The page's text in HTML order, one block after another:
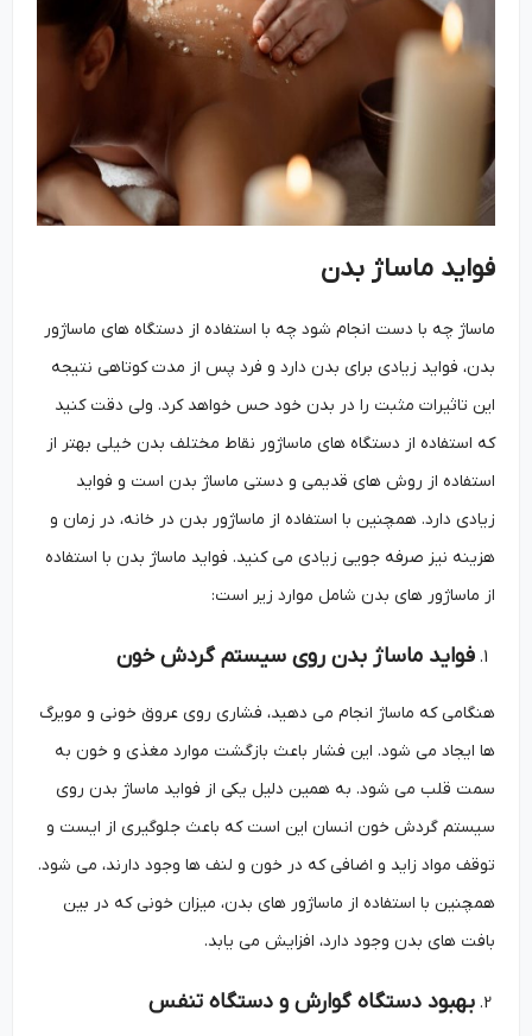
فواید ماساژ بدن
ماساژ چه با دست انجام شود چه با استفاده از دستگاه های ماساژور
بدن، فواید زیادی برای بدن دارد و فرد پس از مدت کوتاهی نتیجه
این تاثیرات مثبت را در بدن خود حس خواهد کرد. ولی دقت کنید
که استفاده از دستگاه های ماساژور نقاط مختلف بدن خیلی بهتر از
استفاده از روش های قدیمی و دستی ماساژ بدن است و فواید
زیادی دارد. همچنین با استفاده از ماساژور بدن در خانه، در زمان و
هزینه نیز صرفه جویی زیادی می کنید. فواید ماساژ بدن با استفاده
از ماساژور های بدن شامل موارد زیر است:
فواید ماساژ بدن روی سیستم گردش خون
هنگامی که ماساژ انجام می دهید، فشاری روی عروق خونی و مویرگ
ها ایجاد می شود. این فشار باعث بازگشت موارد مغذی و خون به
سمت قلب می شود. به همین دلیل یکی از فواید ماساژ بدن روی
سیستم گردش خون انسان این است که باعث جلوگیری از ایست و
توقف مواد زاید و اضافی که در خون و لنف ها وجود دارند، می شود.
همچنین با استفاده از ماساژور های بدن، میزان خونی که در بین
بافت های بدن وجود دارد، افزایش می یابد.
بهبود دستگاه گوارش و دستگاه تنفس